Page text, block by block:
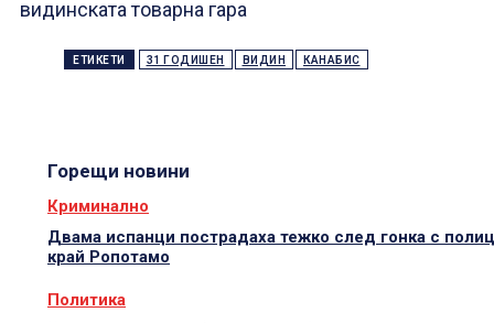
видинската товарна гара
ЕТИКЕТИ 31 ГОДИШЕН ВИДИН КАНАБИС
Горещи новини
Криминално
Двама испанци пострадаха тежко след гонка с
край Ропотамо
Политика